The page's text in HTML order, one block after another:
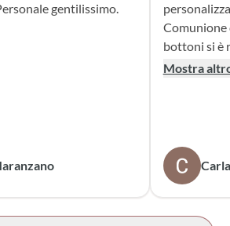
gentilissimo.
Comunione di
bottoni si è
supporto
prossime
bottoni!
Mostra